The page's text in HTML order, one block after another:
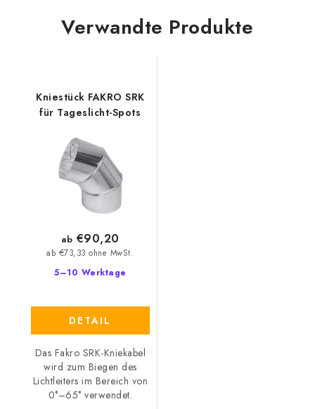
Verwandte Produkte
Kniestück FAKRO SRK
für Tageslicht-Spots
5–10 Werktage
ab €73,33 ohne MwSt.
ab €90,20
DETAIL
Das Fakro SRK-Kniekabel
wird zum Biegen des
Lichtleiters im Bereich von
0°–65° verwendet.